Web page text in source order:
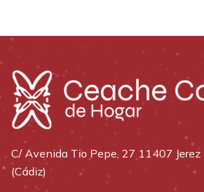
C/ Avenida Tio Pepe, 27 11407 Jerez
(Cádiz)